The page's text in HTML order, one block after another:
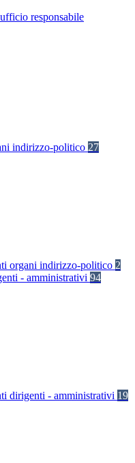
responsabile
indirizzo-politico 27
organi indirizzo-politico 2
- amministrativi 94
dirigenti - amministrativi 19